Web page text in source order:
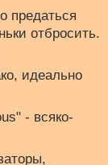
предаться
отбросить.
идеально
- всяко-